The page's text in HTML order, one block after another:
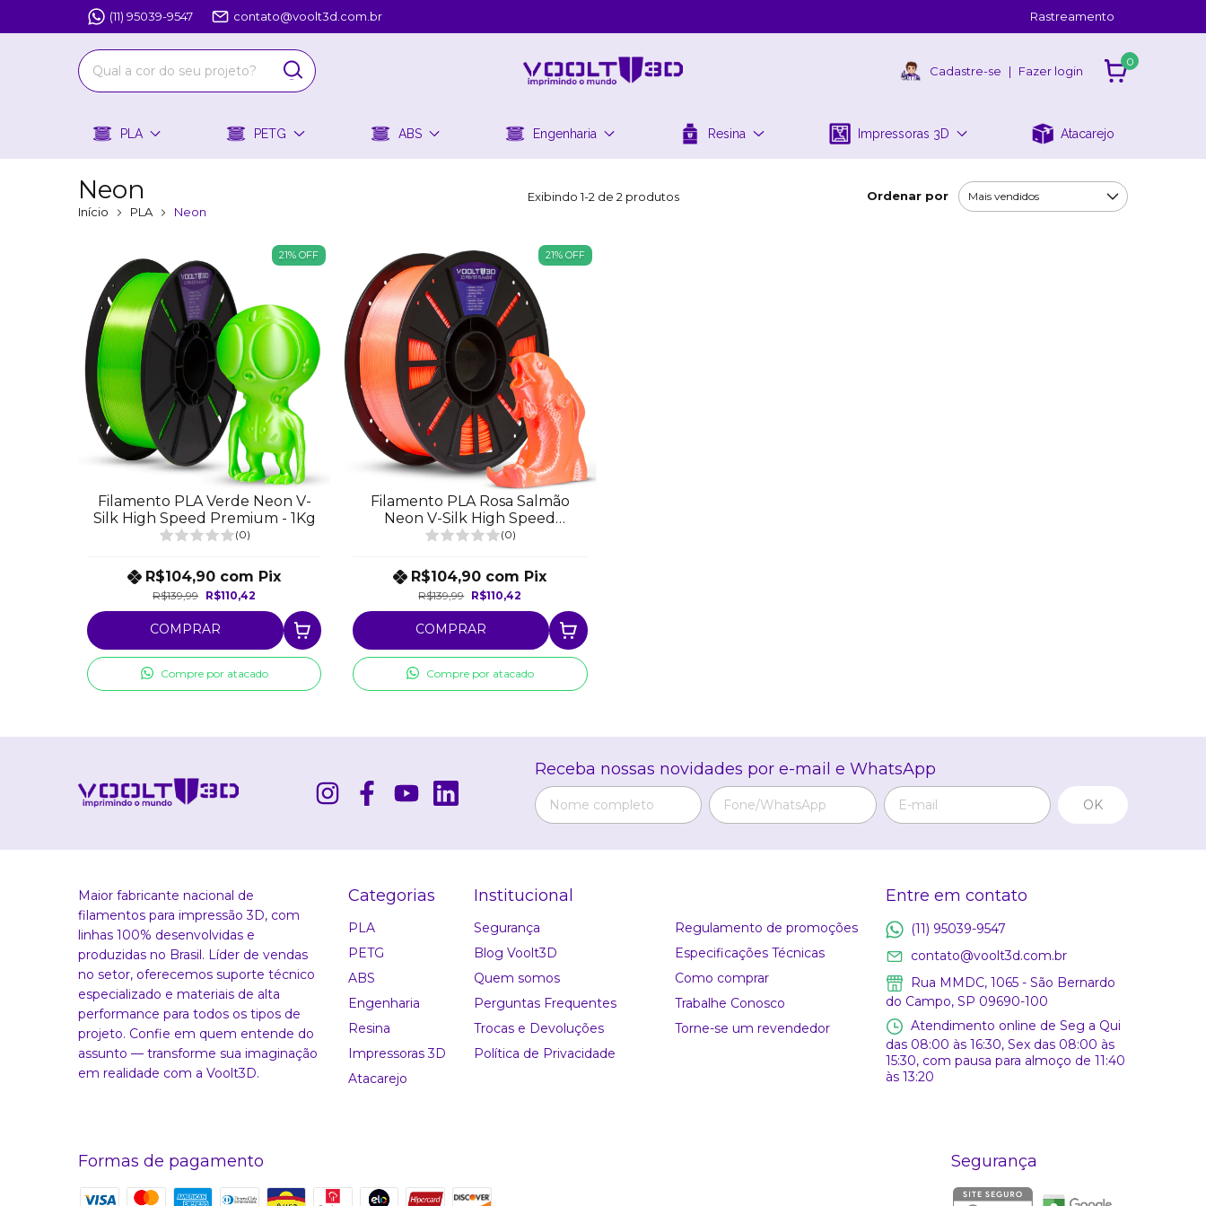
(11) 95039-9547 contato@voolt3d.com.br Rastreamento
Cadastre-se | Fazer login
0
PLA PETG ABS Engenharia Resina Impressoras 3D Atacarejo
Neon
Início PLA Neon
Exibindo 1-2 de 2 produtos Ordenar por
21%OFF
Filamento PLA Verde Neon V-
Silk High Speed Premium - 1Kg
(0)
R$139,99 R$110,42
R$104,90 com Pix
COMPRAR
Compre por atacado
21% OFF
Filamento PLA Rosa Salmão
Neon V-Silk High Speed
Premium - 1Kg
(0)
R$139,99 R$110,42
R$104,90 com Pix
COMPRAR
Compre por atacado
Receba nossas novidades por e-mail e WhatsApp
Maior fabricante nacional de
filamentos para impressão 3D, com
linhas 100% desenvolvidas e
produzidas no Brasil. Líder de vendas
no setor, oferecemos suporte técnico
especializado e materiais de alta
performance para todos os tipos de
projeto. Confie em quem entende do
assunto — transforme sua imaginação
em realidade com a Voolt3D.
Categorias
PLA
PETG
ABS
Engenharia
Resina
Impressoras 3D
Atacarejo
Institucional
Segurança
Blog Voolt3D
Quem somos
Perguntas Frequentes
Trocas e Devoluções
Política de Privacidade
Regulamento de promoções
Especificações Técnicas
Como comprar
Trabalhe Conosco
Torne-se um revendedor
Entre em contato
(11) 95039-9547
contato@voolt3d.com.br
Rua MMDC, 1065 - São Bernardo
do Campo, SP 09690-100
Atendimento online de Seg a Qui
das 08:00 às 16:30, Sex das 08:00 às
15:30, com pausa para almoço de 11:40
às 13:20
Formas de pagamento Segurança